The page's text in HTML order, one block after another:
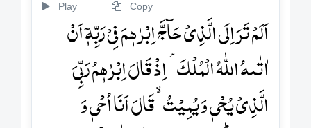
Play Copy
اَلَمۡ تَرَ اِلَی الَّذِیۡ حَآجَّ اِبۡرٰہٖمَ فِیۡ رَبِّہٖۤ اَنۡ
اٰتٰىہُ اللّٰہُ الۡمُلۡکَ ۘ اِذۡ قَالَ اِبۡرٰہٖمُ رَبِّیَ
الَّذِیۡ یُحۡیٖ وَ یُمِیۡتُ ۙ قَالَ اَنَا اُحۡیٖ وَ